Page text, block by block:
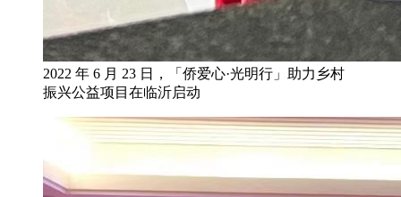
2022 年 6 月 23 日，「侨爱心·光明行」助力乡村
振兴公益项目在临沂启动